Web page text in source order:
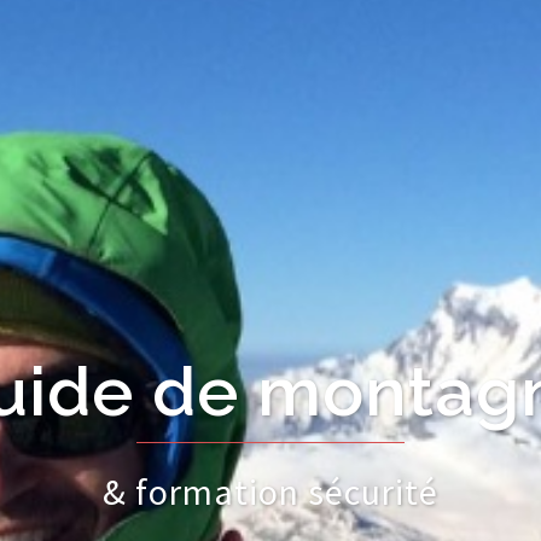
en
formation & concept de sécurité